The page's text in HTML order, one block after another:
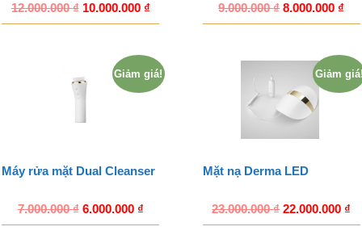
12.000.000₫ 10.000.000 ₫ 9.000.000₫ 8.000.000 ₫
Giảm giá!
Máy rửa mặt Dual Cleanser
7.000.000₫ 6.000.000 ₫
Giảm
Mặt nạ Derma LED
23.000.000₫ 22.000.000 ₫